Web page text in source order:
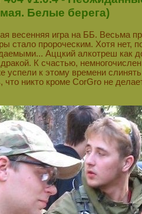
Белые берега)
весенняя игра на ББ. Весьма
стало пророческим. Хотя нет,
Аццкий алкотреш как
К счастью,
успели к этому времени
никто кроме CorGro не